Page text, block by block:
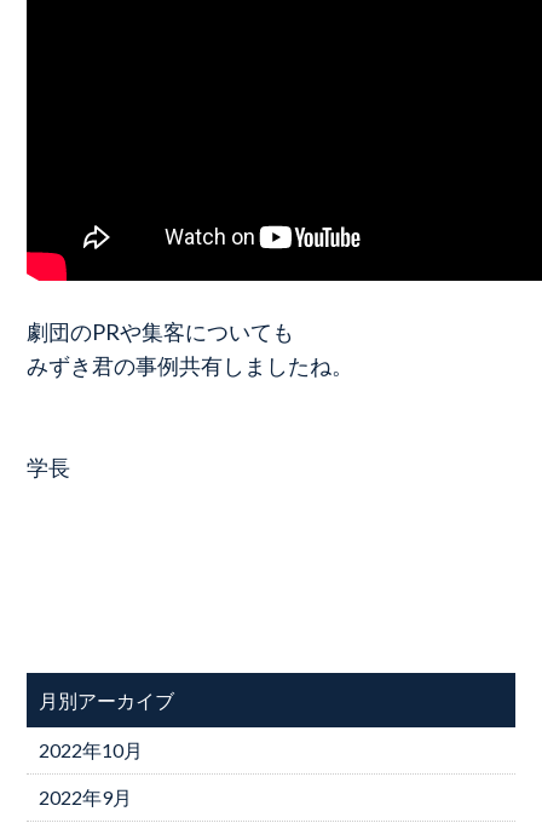
劇団のPRや集客についても
みずき君の事例共有しましたね。
学長
月別アーカイブ
2022年10月
2022年9月